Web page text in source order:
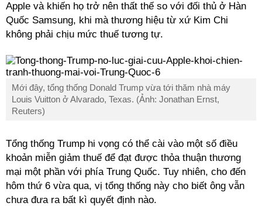
Apple và khiến họ trở nên thất thế so với đối thủ ở Hàn
Quốc Samsung, khi mà thương hiệu từ xứ Kim Chi
không phải chịu mức thuế tương tự.
Mới đây, tổng thống Donald Trump vừa tới thăm nhà máy
Louis Vuitton ở Alvarado, Texas. (Ảnh: Jonathan Ernst,
Reuters)
Tổng thống Trump hi vọng có thể cài vào một số điều
khoản miễn giảm thuế để đạt được thỏa thuận thương
mại một phần với phía Trung Quốc. Tuy nhiên, cho đến
hôm thứ 6 vừa qua, vị tổng thống này cho biết ông vẫn
chưa đưa ra bất kì quyết định nào.